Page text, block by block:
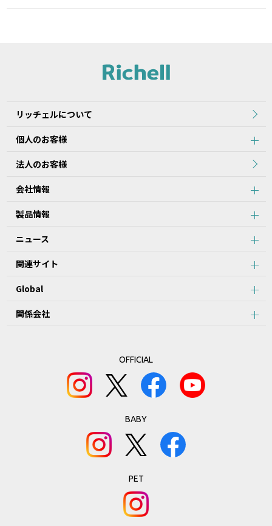
リッチェルについて
個人のお客様
法人のお客様
会社情報
製品情報
ニュース
関連サイト
Global
関係会社
OFFICIAL
BABY
PET